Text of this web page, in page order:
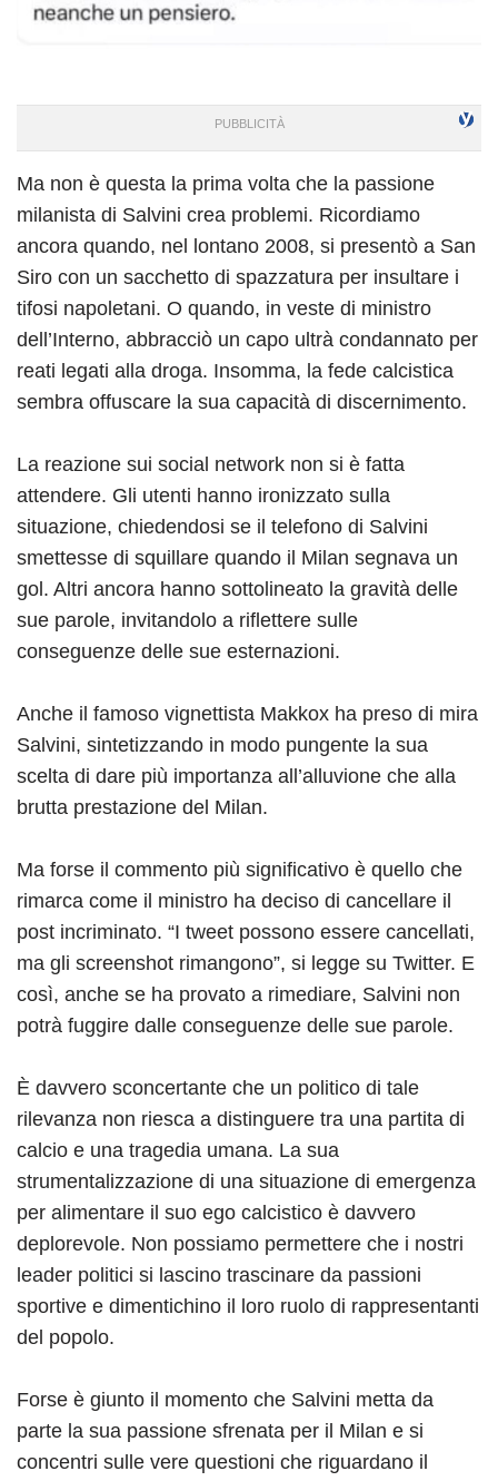
Ma non è questa la prima volta che la passione
milanista di Salvini crea problemi. Ricordiamo
ancora quando, nel lontano 2008, si presentò a San
Siro con un sacchetto di spazzatura per insultare i
tifosi napoletani. O quando, in veste di ministro
dell’Interno, abbracciò un capo ultrà condannato per
reati legati alla droga. Insomma, la fede calcistica
sembra offuscare la sua capacità di discernimento.
La reazione sui social network non si è fatta
attendere. Gli utenti hanno ironizzato sulla
situazione, chiedendosi se il telefono di Salvini
smettesse di squillare quando il Milan segnava un
gol. Altri ancora hanno sottolineato la gravità delle
sue parole, invitandolo a riflettere sulle
conseguenze delle sue esternazioni.
Anche il famoso vignettista Makkox ha preso di mira
Salvini, sintetizzando in modo pungente la sua
scelta di dare più importanza all’alluvione che alla
brutta prestazione del Milan.
Ma forse il commento più significativo è quello che
rimarca come il ministro ha deciso di cancellare il
post incriminato. “I tweet possono essere cancellati,
ma gli screenshot rimangono”, si legge su Twitter. E
così, anche se ha provato a rimediare, Salvini non
potrà fuggire dalle conseguenze delle sue parole.
È davvero sconcertante che un politico di tale
rilevanza non riesca a distinguere tra una partita di
calcio e una tragedia umana. La sua
strumentalizzazione di una situazione di emergenza
per alimentare il suo ego calcistico è davvero
deplorevole. Non possiamo permettere che i nostri
leader politici si lascino trascinare da passioni
sportive e dimentichino il loro ruolo di rappresentanti
del popolo.
Forse è giunto il momento che Salvini metta da
parte la sua passione sfrenata per il Milan e si
concentri sulle vere questioni che riguardano il